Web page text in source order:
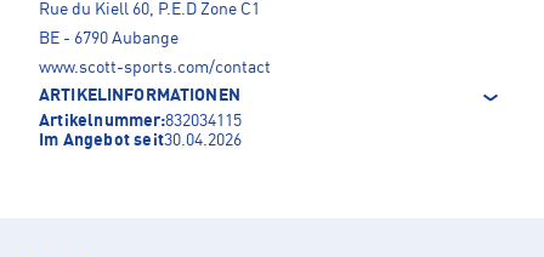
Rue du Kiell 60, P.E.D Zone C1
BE - 6790 Aubange
www.scott-sports.com/contact
ARTIKELINFORMATIONEN
Artikelnummer:832034115
Im Angebot seit30.04.2026